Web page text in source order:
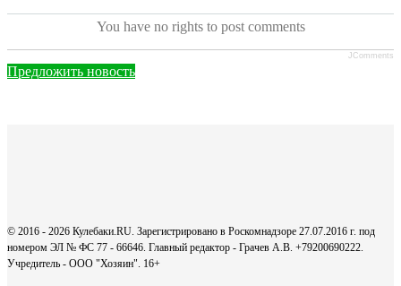
You have no rights to post comments
JComments
Предложить новость
© 2016 - 2026 Кулебаки.RU. Зарегистрировано в Роскомнадзоре 27.07.2016 г. под
номером ЭЛ № ФС 77 - 66646. Главный редактор - Грачев А.В. +79200690222.
Учредитель - ООО "Хозяин". 16+